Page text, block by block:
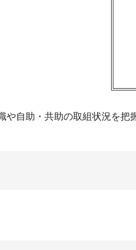
自助・共助の取組状況を把